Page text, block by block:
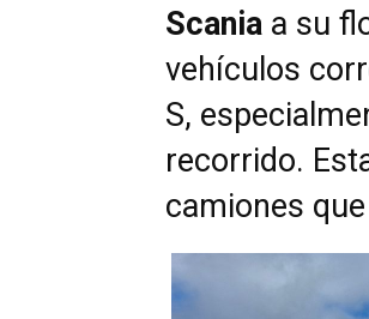
Scania a su
vehículos
S,
recorrido.
camiones